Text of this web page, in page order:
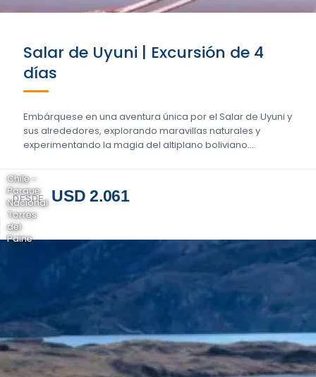
Salar de Uyuni | Excursión de 4
días
Embárquese en una aventura única por el Salar de Uyuni y
sus alrededores, explorando maravillas naturales y
experimentando la magia del altiplano boliviano....
DESDE USD 2.061
Chile -
Parque
Nacional
Torres
del
Paine